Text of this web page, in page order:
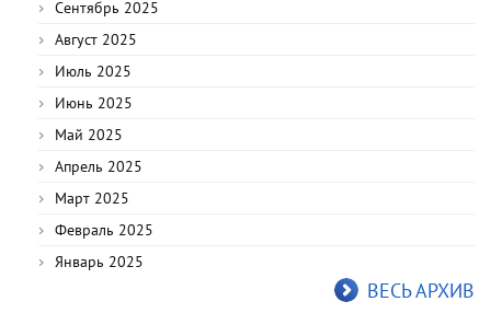
Сентябрь 2025
Август 2025
Июль 2025
Июнь 2025
Май 2025
Апрель 2025
Март 2025
Февраль 2025
Январь 2025
ВЕСЬ АРХИВ